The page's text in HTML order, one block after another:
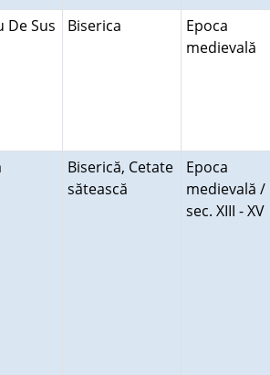
De Sus Biserica
Epoca
medievală
Biserică, Cetate
sătească
Epoca
medievală /
sec. XIII - XV